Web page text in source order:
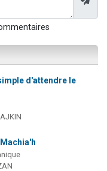
d'attendre le